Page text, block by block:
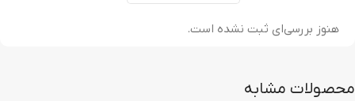
هنوز بررسی‌ای ثبت نشده است.
محصولات مشابه